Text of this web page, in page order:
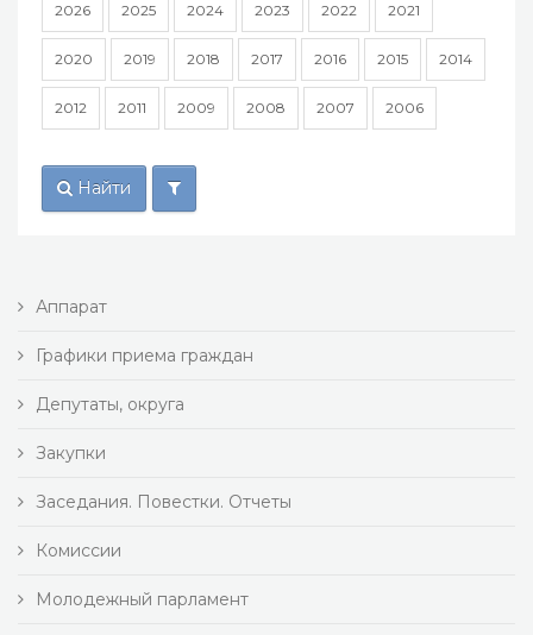
2026 2025 2024 2023 2022 2021
2020 2019 2018 2017 2016 2015 2014
2012 2011 2009 2008 2007 2006
Найти
Аппарат
Графики приема граждан
Депутаты, округа
Закупки
Заседания. Повестки. Отчеты
Комиссии
Молодежный парламент